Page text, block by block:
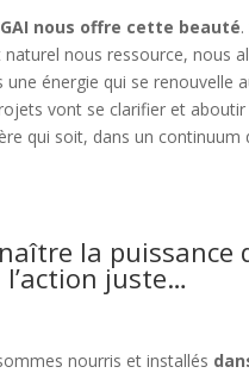
nous offre cette beauté
nous ressource, nous
une énergie qui se renouvelle
vont se clarifier et aboutir
qui soit, dans un continuum
la puissance
l’action juste…
nourris et installés